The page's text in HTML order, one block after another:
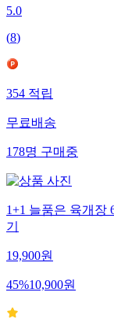
5.0
(8)
354적립
무료배송
178명구매중
1+1 늘품은 육개장
기
19,900원
45%10,900원